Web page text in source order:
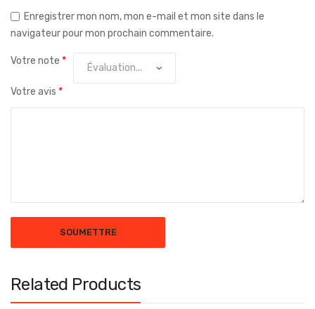
Enregistrer mon nom, mon e-mail et mon site dans le
navigateur pour mon prochain commentaire.
Votre note *
Votre avis *
Related Products